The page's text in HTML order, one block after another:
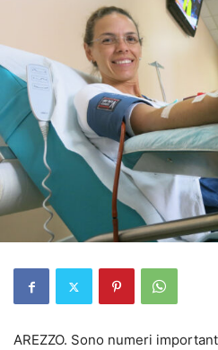
AREZZO. Sono numeri